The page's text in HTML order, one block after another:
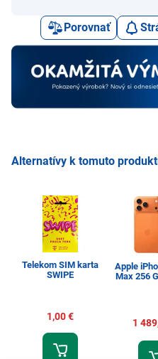
Porovnať
Alternatívy k tomuto
Telekom SIM karta
SWIPE
1,00 €
Apple
Max 256
1